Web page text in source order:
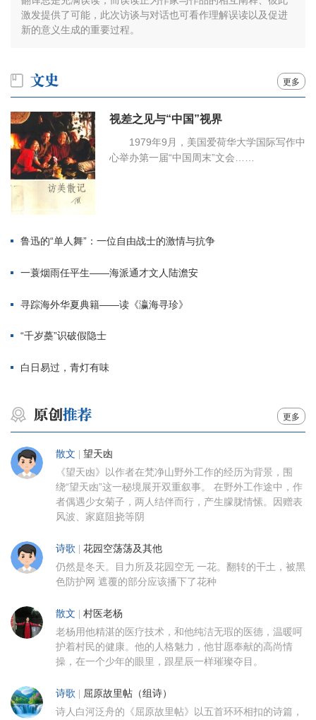
激发提供了可能，此次访谈与对话也可看作理解误读以及促进
新的意义生成的重要过程。
更多
视差之见与“中国”视界
1979年9月，美国爱荷华大学国际写作中
心举办第一届“中国周末”文会……
鲁迅的“单人舞”：一位自由战士的激情与抗争
一蓑烟雨任平生——海派通才文人陆澹安
寻踪海外华夏典籍——读《瀛海寻珍》
“千岁蘽”识破假隐士
白日易过，青灯有味
更多
散文 望天凼
《望天凼》以作者在梵净山野外工作的经历为背景，围
绕“望天凼”这一秘境展开双重叙事。 在野外工作途中，作
者偶遇少女菊子，两人结伴而行，产生朦胧情愫。因赠表
风波、家庭阻挠等阴
诗歌 花园空荡荡及其他
仍然是冬天。目力所及花园空无 一花。翻转的干土，被黑
色防护网 遮覆的部分应该播下了花种
散文 村医老杨
老杨用他精湛的医疗技术，和他纯洁无瑕的医德，温暖呵
护着村民的健康。他的人格魅力，他甘愿奉献的高尚情
操，在一个少年的眼里，跟星辰一样璀璨夺目。
诗歌 屈原故里帖（组诗）
诗人白河泛舟的《屈原故里帖》以五首环环相扣的诗篇，